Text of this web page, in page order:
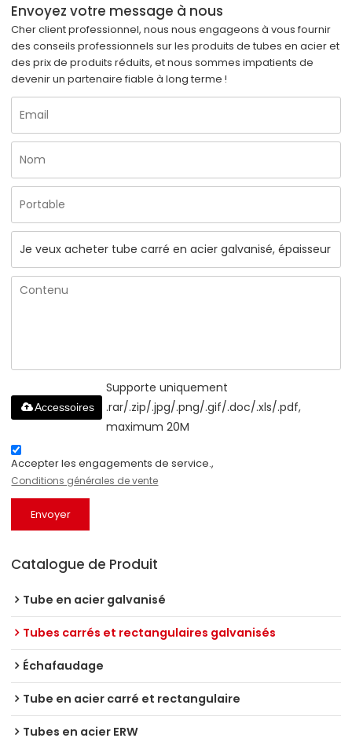
Envoyez votre message à nous
Cher client professionnel, nous nous engageons à vous fournir
des conseils professionnels sur les produits de tubes en acier et
des prix de produits réduits, et nous sommes impatients de
devenir un partenaire fiable à long terme !
Supporte uniquement
.rar/.zip/.jpg/.png/.gif/.doc/.xls/.pdf,
maximum 20M
Accessoires
Accepter les engagements de service.,
Conditions générales de vente
Envoyer
Catalogue de Produit
Tube en acier galvanisé
Tubes carrés et rectangulaires galvanisés
Échafaudage
Tube en acier carré et rectangulaire
Tubes en acier ERW